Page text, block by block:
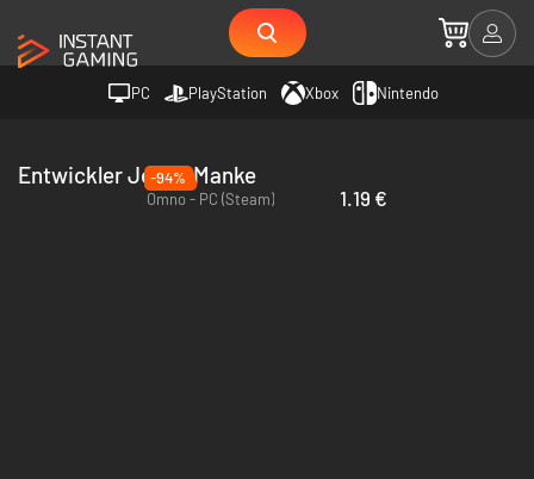
PC PlayStation Xbox Nintendo
Entwickler Jonas Manke
-94%
Omno - PC (Steam)
1.19 €